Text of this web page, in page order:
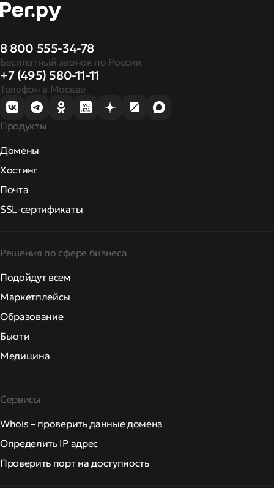
8 800 555-34-78
Бесплатный звонок по России
+7 (495) 580-11-11
Телефон в Москве
Продукты
Домены
Хостинг
Почта
SSL-сертификаты
Решения по сфере бизнеса
Подойдут всем
Маркетплейсы
Образование
Бьюти
Медицина
Сервисы
Whois – проверить данные домена
Определить IP адрес
Проверить порт на доступность